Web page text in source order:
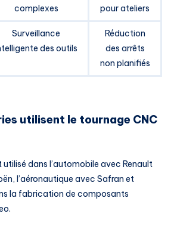
complexes
pour ateliers
Surveillance
des outils
Réduction
des arrêts
non planifiés
utilisent le tournage CNC
dans l’automobile avec Renault
l’aéronautique avec Safran et
la fabrication de composants